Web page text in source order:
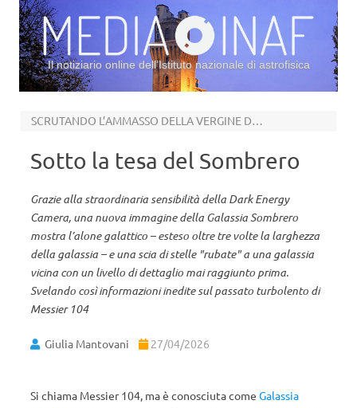
Il notiziario online dell’Istituto nazionale di astrofisica
SCRUTANDO L’AMMASSO DELLA VERGINE DA CERRO TOLOLO
Sotto la tesa del Sombrero
Grazie alla straordinaria sensibilità della Dark Energy
Camera, una nuova immagine della Galassia Sombrero
mostra l’alone galattico – esteso oltre tre volte la larghezza
della galassia – e una scia di stelle "rubate" a una galassia
vicina con un livello di dettaglio mai raggiunto prima.
Svelando così informazioni inedite sul passato turbolento di
Messier 104
Giulia Mantovani 27/04/2026
Si chiama Messier 104, ma è conosciuta come Galassia